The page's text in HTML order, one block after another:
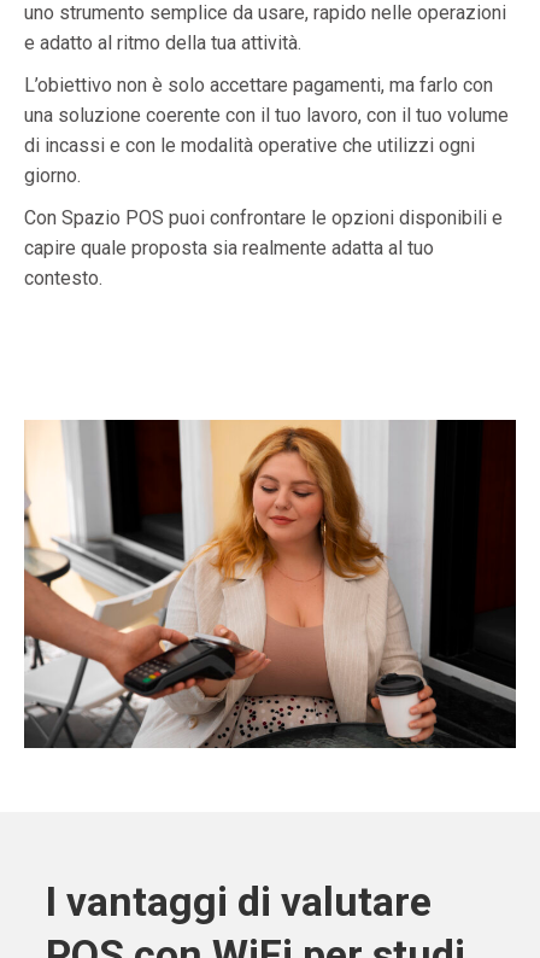
uno strumento semplice da usare, rapido nelle operazioni
e adatto al ritmo della tua attività.
L’obiettivo non è solo accettare pagamenti, ma farlo con
una soluzione coerente con il tuo lavoro, con il tuo volume
di incassi e con le modalità operative che utilizzi ogni
giorno.
Con Spazio POS puoi confrontare le opzioni disponibili e
capire quale proposta sia realmente adatta al tuo
contesto.
I vantaggi di valutare